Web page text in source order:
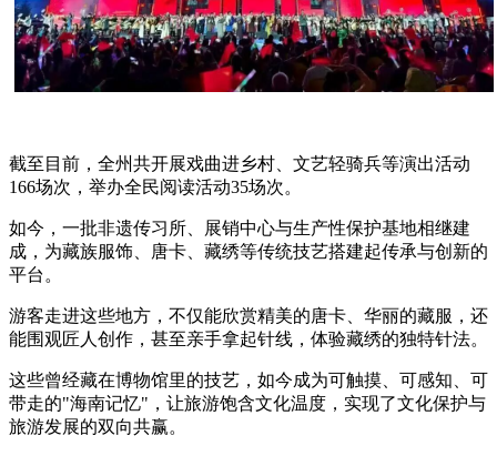
截至目前，全州共开展戏曲进乡村、文艺轻骑兵等演出活动
166场次，举办全民阅读活动35场次。
如今，一批非遗传习所、展销中心与生产性保护基地相继建
成，为藏族服饰、唐卡、藏绣等传统技艺搭建起传承与创新的
平台。
游客走进这些地方，不仅能欣赏精美的唐卡、华丽的藏服，还
能围观匠人创作，甚至亲手拿起针线，体验藏绣的独特针法。
这些曾经藏在博物馆里的技艺，如今成为可触摸、可感知、可
带走的"海南记忆"，让旅游饱含文化温度，实现了文化保护与
旅游发展的双向共赢。